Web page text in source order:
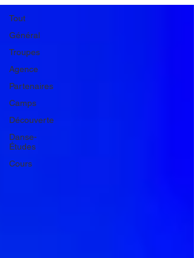
Tout
Général
Troupes
Agence
Partenaires
Camps
Découverte
Danse-
Études
Cours